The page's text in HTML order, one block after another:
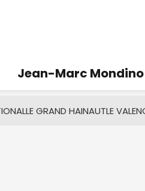
Jean-Marc
LE GRAND HAINAUTLE